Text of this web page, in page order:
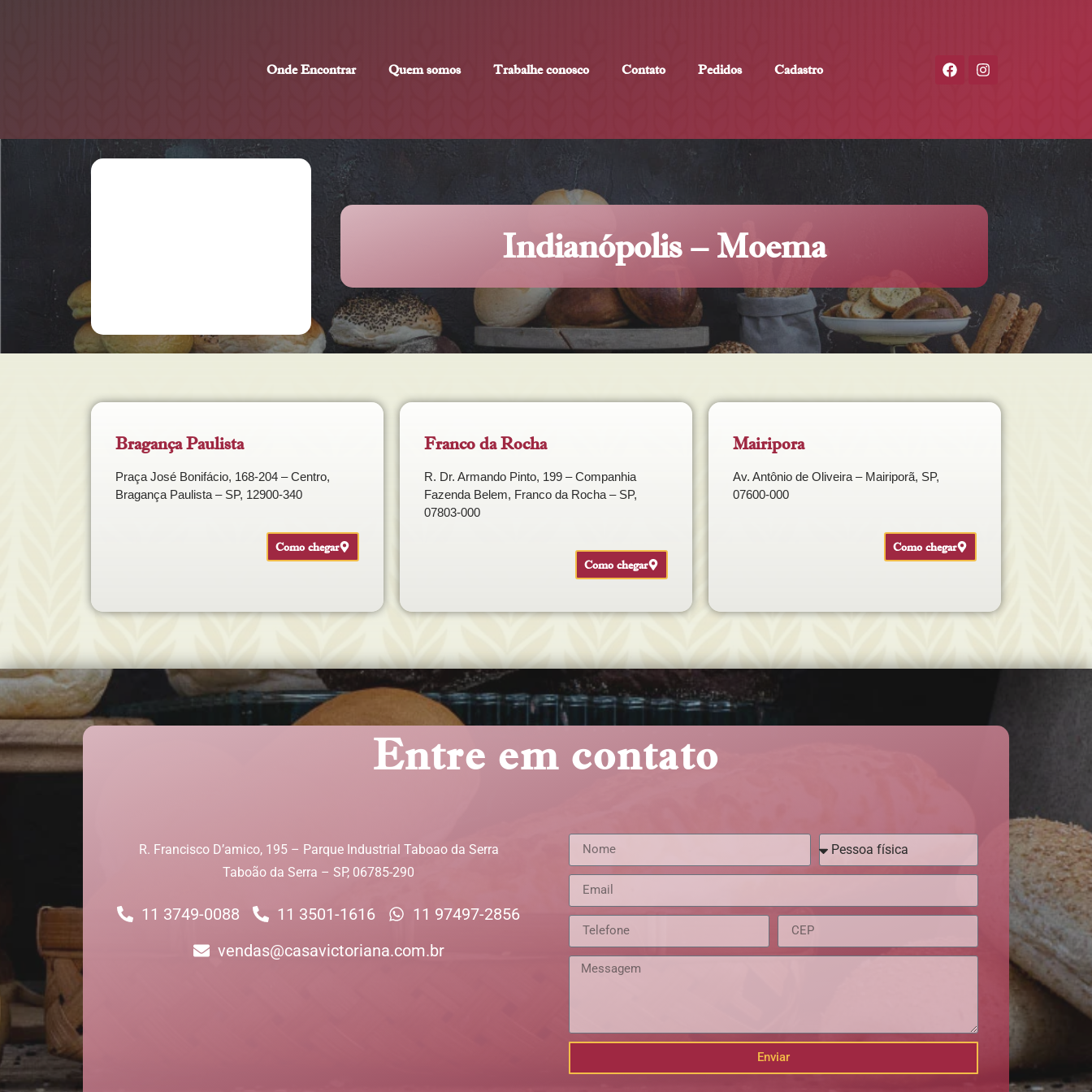
Onde Encontrar Quem somos Trabalhe conosco Contato Pedidos Cadastro
Indianópolis – Moema
Bragança Paulista
Praça José Bonifácio, 168-204 – Centro,
Bragança Paulista – SP, 12900-340
Como chegar
Franco da Rocha
R. Dr. Armando Pinto, 199 – Companhia
Fazenda Belem, Franco da Rocha – SP,
07803-000
Como chegar
Mairipora
Av. Antônio de Oliveira – Mairiporã, SP,
07600-000
Como chegar
Entre em contato
R. Francisco D’amico, 195 – Parque Industrial Taboao da Serra
Taboão da Serra – SP, 06785-290
11 3749-0088 11 3501-1616
11 97497-2856
vendas@casavictoriana.com.br
Enviar